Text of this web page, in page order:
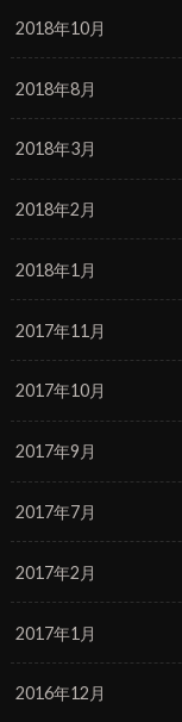
2018年10月
2018年8月
2018年3月
2018年2月
2018年1月
2017年11月
2017年10月
2017年9月
2017年7月
2017年2月
2017年1月
2016年12月